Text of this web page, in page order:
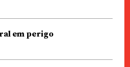
em perigo